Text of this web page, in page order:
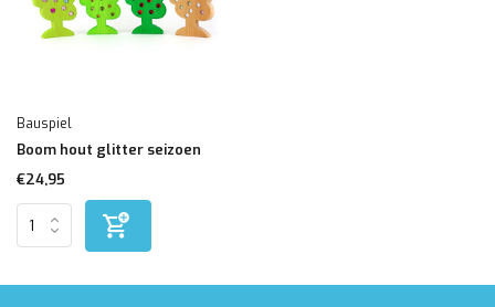
Bauspiel
Boom hout glitter seizoen
€24,95